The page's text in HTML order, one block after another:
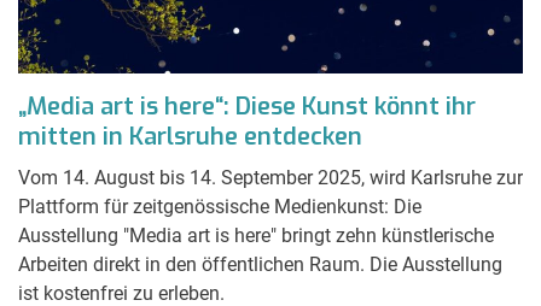
„Media art is here“: Diese Kunst könnt ihr
mitten in Karlsruhe entdecken
Vom 14. August bis 14. September 2025, wird Karlsruhe zur
Plattform für zeitgenössische Medienkunst: Die
Ausstellung "Media art is here" bringt zehn künstlerische
Arbeiten direkt in den öffentlichen Raum. Die Ausstellung
ist kostenfrei zu erleben.